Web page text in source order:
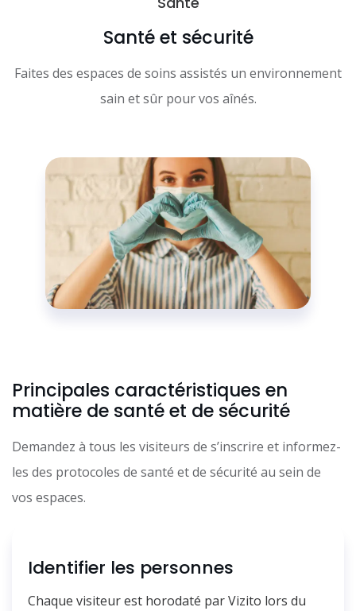
Santé et sécurité
Faites des espaces de soins assistés un environnement
sain et sûr pour vos aînés.
Principales caractéristiques en
matière de santé et de sécurité
Demandez à tous les visiteurs de s’inscrire et informez-
les des protocoles de santé et de sécurité au sein de
vos espaces.
Identifier les personnes
Chaque visiteur est horodaté par Vizito lors du